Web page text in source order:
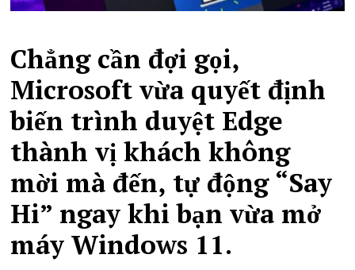
Chẳng cần đợi gọi,
Microsoft vừa quyết định
biến trình duyệt Edge
thành vị khách không
mời mà đến, tự động “Say
Hi” ngay khi bạn vừa mở
máy Windows 11.